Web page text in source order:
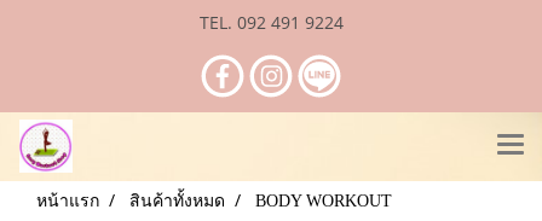
TEL. 092 491 9224
หน้าแรก สินค้าทั้งหมด BODY WORKOUT